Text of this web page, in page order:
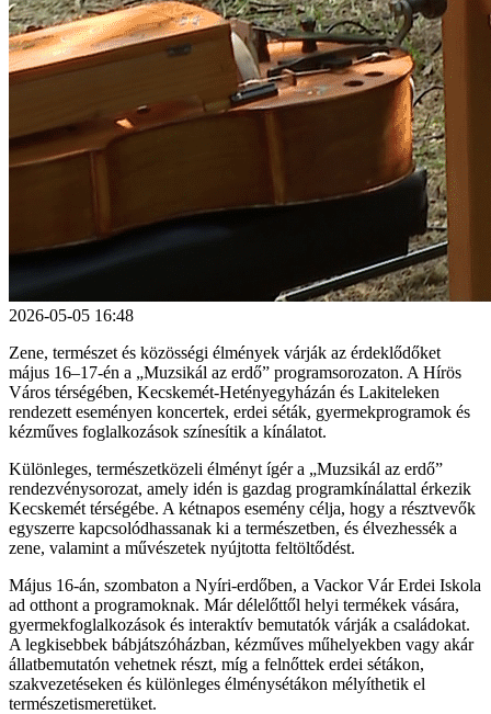
2026-05-05 16:48
Zene, természet és közösségi élmények várják az érdeklődőket
május 16–17-én a „Muzsikál az erdő” programsorozaton. A Hírös
Város térségében, Kecskemét-Hetényegyházán és Lakiteleken
rendezett eseményen koncertek, erdei séták, gyermekprogramok és
kézműves foglalkozások színesítik a kínálatot.
Különleges, természetközeli élményt ígér a „Muzsikál az erdő”
rendezvénysorozat, amely idén is gazdag programkínálattal érkezik
Kecskemét térségébe. A kétnapos esemény célja, hogy a résztvevők
egyszerre kapcsolódhassanak ki a természetben, és élvezhessék a
zene, valamint a művészetek nyújtotta feltöltődést.
Május 16-án, szombaton a Nyíri-erdőben, a Vackor Vár Erdei Iskola
ad otthont a programoknak. Már délelőttől helyi termékek vására,
gyermekfoglalkozások és interaktív bemutatók várják a családokat.
A legkisebbek bábjátszóházban, kézműves műhelyekben vagy akár
állatbemutatón vehetnek részt, míg a felnőttek erdei sétákon,
szakvezetéseken és különleges élménysétákon mélyíthetik el
természetismeretüket.